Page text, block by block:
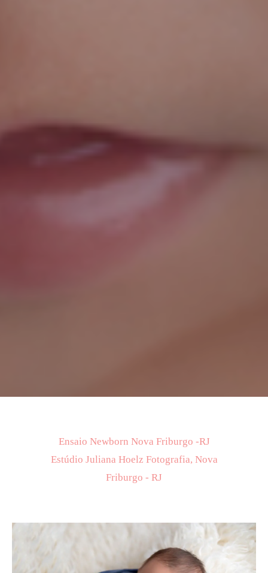
Ensaio Newborn Nova Friburgo -RJ
Estúdio Juliana Hoelz Fotografia, Nova
Friburgo - RJ